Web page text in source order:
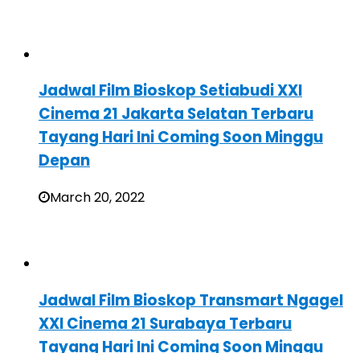
Jadwal Film Bioskop Setiabudi XXI
Cinema 21 Jakarta Selatan Terbaru
Tayang Hari Ini Coming Soon Minggu
Depan
March 20, 2022
Jadwal Film Bioskop Transmart Ngagel
XXI Cinema 21 Surabaya Terbaru
Tayang Hari Ini Coming Soon Minggu